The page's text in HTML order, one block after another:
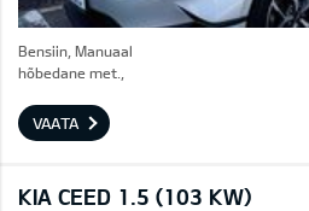
Bensiin, Manuaal
hõbedane met.,
VAATA
KIA CEED 1.5 (103 KW)